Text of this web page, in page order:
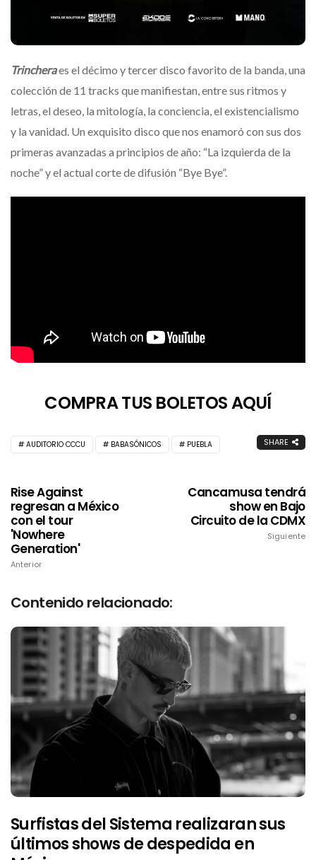
Trincheraes el décimo y tercer disco favorito de la banda, una
colección de 11 tracks que manifiestan, entre sus ritmos y
letras, el deseo, la mitología, la conciencia, el existencialismo
y la vanidad. Un exquisito disco que nos enamoró con sus dos
primeras avanzadas a principios de año: “La izquierda de la
noche” y el actual corte de difusión “Bye Bye”.
COMPRA TUS BOLETOS AQUÍ
AUDITORIO CCCU BABASÓNICOS PUEBLA SHARE
Rise Against
regresan a México
con el tour
'Nowhere
Generation'
Anterior
Cancamusa tendrá
show en Bajo
Circuito de la CDMX
Siguiente
Contenido relacionado:
Surfistas del Sistema realizaran sus
últimos shows de despedida en